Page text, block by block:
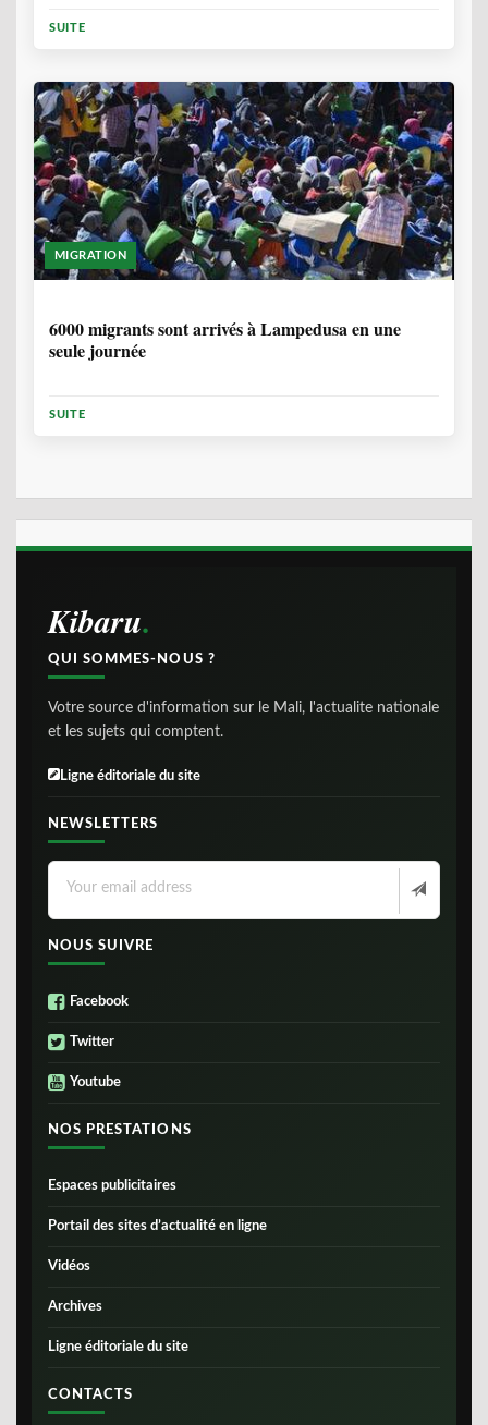
SUITE
MIGRATION
6000 migrants sont arrivés à Lampedusa en une
seule journée
SUITE
Kibaru
QUI SOMMES-NOUS ?
Votre source d'information sur le Mali, l'actualite nationale
et les sujets qui comptent.
Ligne éditoriale du site
NEWSLETTERS
NOUS SUIVRE
Facebook
Twitter
Youtube
NOS PRESTATIONS
Espaces publicitaires
Portail des sites d’actualité en ligne
Vidéos
Archives
Ligne éditoriale du site
CONTACTS